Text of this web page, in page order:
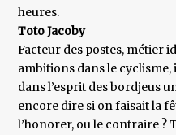
heures.
Toto Jacoby
Facteur des postes, métier
ambitions dans le cyclisme,
dans l’esprit des bordjeus
encore dire si on faisait la
l’honorer, ou le contraire ?